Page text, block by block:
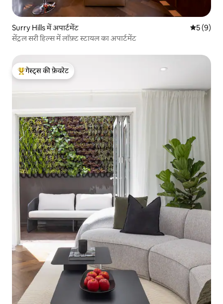
Surry Hills में अपार्टमेंट औसत रेटिंग
5 (9)
सेंट्रल सरी हिल्स में लॉफ़्ट स्टायल का अपार्टमेंट
गेस्ट्स का टॉप फ़ेवरेट
गेस्ट्स की फ़ेवरेट